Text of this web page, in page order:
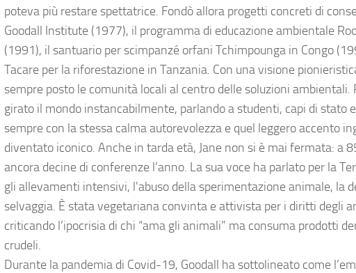
poteva più restare spettatrice. Fondò allora progetti concreti di
Goodall Institute (1977), il programma di educazione ambientale
(1991), il santuario per scimpanzé orfani Tchimpounga in Congo
Tacare per la riforestazione in Tanzania. Con una visione
sempre posto le comunità locali al centro delle soluzioni ambientali.
girato il mondo instancabilmente, parlando a studenti, capi di stato
sempre con la stessa calma autorevolezza e quel leggero accento
diventato iconico. Anche in tarda età, Jane non si è mai fermata: a
ancora decine di conferenze l’anno. La sua voce ha parlato per la
gli allevamenti intensivi, l'abuso della sperimentazione animale, la
selvaggia. È stata vegetariana convinta e attivista per i diritti degli
criticando l’ipocrisia di chi “ama gli animali” ma consuma prodotti
crudeli.
Durante la pandemia di Covid-19, Goodall ha sottolineato come